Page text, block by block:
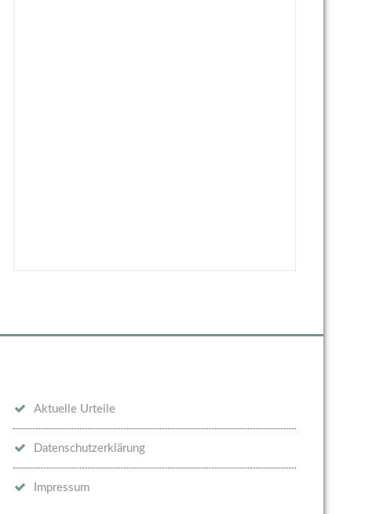
Aktuelle Urteile
Datenschutzerklärung
Impressum